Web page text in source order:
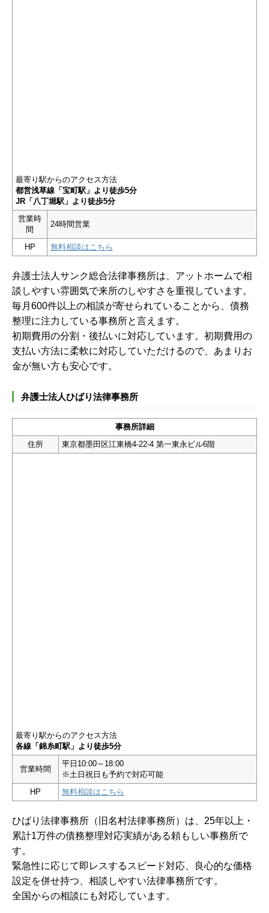
最寄り駅からのアクセス方法
都営浅草線「宝町駅」より徒歩5分
JR「八丁堀駅」より徒歩5分
営業時
間
24時間営業
HP 無料相談はこちら
弁護士法人サンク総合法律事務所は、アットホームで相
談しやすい雰囲気で来所のしやすさを重視しています。
毎月600件以上の相談が寄せられていることから、債務
整理に注力している事務所と言えます。
初期費用の分割・後払いに対応しています。初期費用の
支払い方法に柔軟に対応していただけるので、あまりお
金が無い方も安心です。
弁護士法人ひばり法律事務所
事務所詳細
住所
東京都墨田区江東橋4-22-4 第一東永ビル6階
最寄り駅からのアクセス方法
各線「錦糸町駅」より徒歩5分
営業時間
平日10:00～18:00
※土日祝日も予約で対応可能
HP
無料相談はこちら
ひばり法律事務所（旧名村法律事務所）は、25年以上・
累計1万件の債務整理対応実績がある頼もしい事務所で
す。
緊急性に応じて即レスするスピード対応、良心的な価格
設定を併せ持つ、相談しやすい法律事務所です。
全国からの相談にも対応しています。